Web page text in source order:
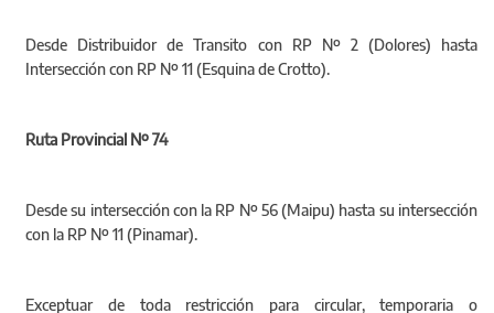
Desde Distribuidor de Transito con RP Nº 2 (Dolores) hasta
Intersección con RP Nº 11 (Esquina de Crotto).
Ruta Provincial Nº 74
Desde su intersección con la RP Nº 56 (Maipu) hasta su intersección
con la RP Nº 11 (Pinamar).
Exceptuar de toda restricción para circular, temporaria o